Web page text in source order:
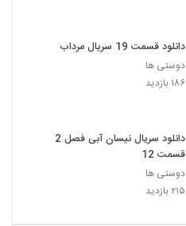
دانلود قسمت 19 سریال مرداب
دوستی ها
۱۸۶ بازدید
دانلود سریال نیسان آبی فصل 2
قسمت 12
دوستی ها
۲۱۵ بازدید